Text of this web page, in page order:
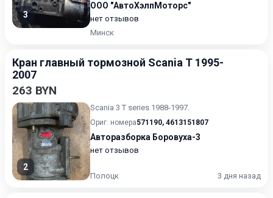
3
ООО "АвтоХэлпМоторс"
нет отзывов
Минск
Кран главный тормозной Scania T 1995-
2007
263 BYN
2
Scania 3 T series 1988-1997.
Ориг. номера571190, 4613151807
Авторазборка Боровуха-3
нет отзывов
Полоцк 3 дня назад